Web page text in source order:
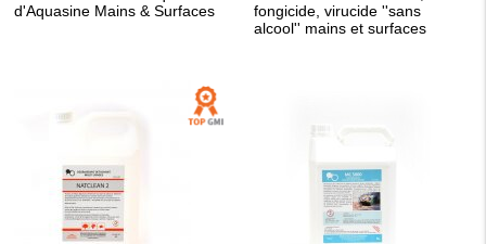
d'Aquasine Mains & Surfaces
fongicide, virucide ''sans
alcool'' mains et surfaces